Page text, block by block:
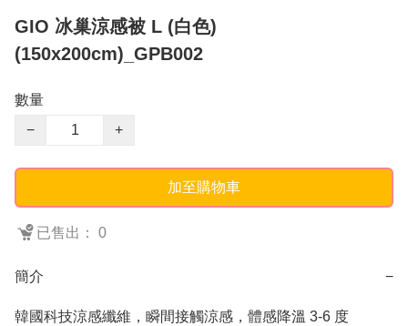
GIO 冰巢涼感被 L (白色)
(150x200cm)_GPB002
數量
−
+
加至購物車
已售出： 0
簡介 −
韓國科技涼感纖維，瞬間接觸涼感，體感降溫 3-6 度